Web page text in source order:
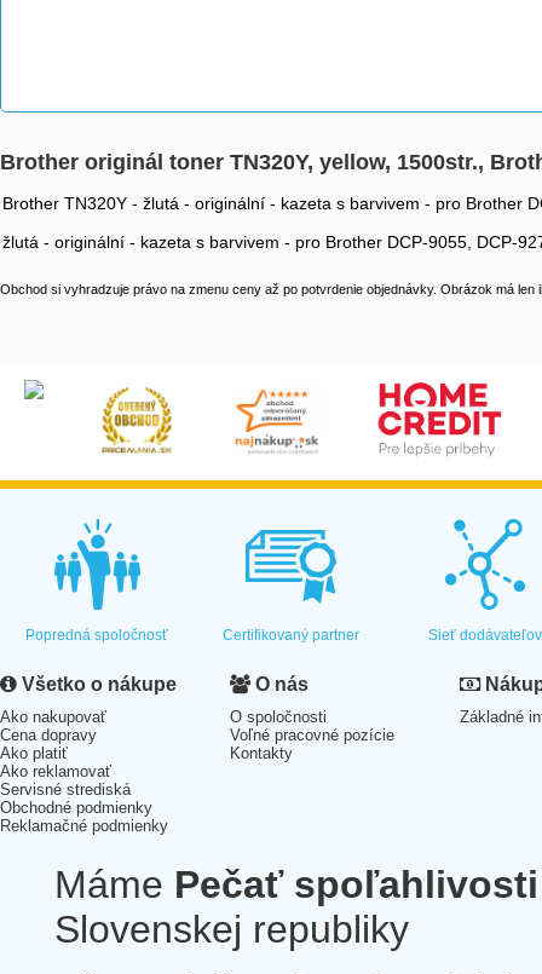
Brother originál toner TN320Y, yellow, 1500str.,
Brother TN320Y - žlutá - originální - kazeta s barvivem - pro Brother
žlutá - originální - kazeta s barvivem - pro Brother DCP-9055, DCP-
Obchod si vyhradzuje právo na zmenu ceny až po potvrdenie objednávky. Obrázok má len
Popredná spoločnosť Certifikovaný partner Sieť dodávateľov
Všetko o nákupe
Ako nakupovať
Cena dopravy
Ako platiť
Ako reklamovať
Servisné strediská
Obchodné podmienky
Reklamačné podmienky
O nás
O spoločnosti
Voľné pracovné pozície
Kontakty
Základné
Máme Pečať spoľahlivosti
Slovenskej republiky